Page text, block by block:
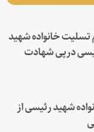
تسلیت خانواده شهید
درپی شهادت
شهید رئیسی از